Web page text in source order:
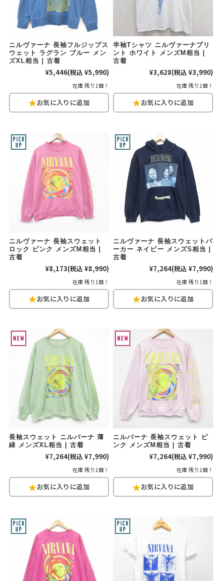
ニルヴァーナ 長袖フルジップス
ウェット ラグラン ブルー メン
ズXL相当 | 古着
¥5,446(税込 ¥5,990)
在庫 残り1個！
半袖Tシャツ ニルヴァーナプリ
ント ホワイト メンズM相当 |
古着
¥3,628(税込 ¥3,990)
在庫 残り1個！
ニルヴァーナ 長袖スウェット
ロック ピンク メンズM相当 |
古着
¥8,173(税込 ¥8,990)
在庫 残り1個！
ニルヴァーナ 長袖スウェットパ
ーカー ネイビー メンズS相当 |
古着
¥7,264(税込 ¥7,990)
在庫 残り1個！
長袖スウェット ニルバーナ 薄
緑 メンズXL相当 | 古着
¥7,264(税込 ¥7,990)
在庫 残り1個！
ニルバーナ 長袖スウェット ピ
ンク メンズM相当 | 古着
¥7,264(税込 ¥7,990)
在庫 残り1個！